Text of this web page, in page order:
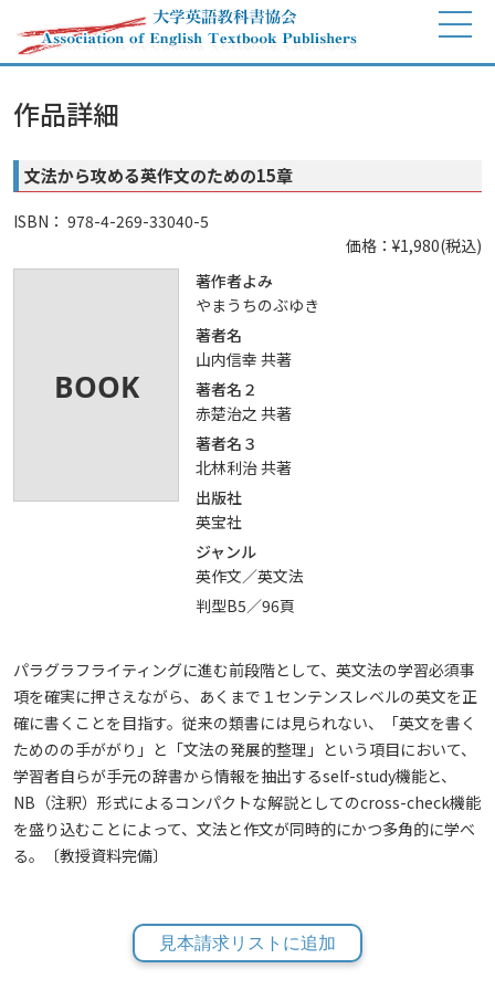
作品詳細
文法から攻める英作文のための15章
ISBN： 978-4-269-33040-5
価格：¥1,980(税込)
著作者よみ
やまうちのぶゆき
著者名
山内信幸 共著
著者名２
赤楚治之 共著
著者名３
北林利治 共著
出版社
英宝社
ジャンル
英作文／英文法
判型B5／96頁
パラグラフライティングに進む前段階として、英文法の学習必須事
項を確実に押さえながら、あくまで１センテンスレベルの英文を正
確に書くことを目指す。従来の類書には見られない、「英文を書く
ためのの手ががり」と「文法の発展的整理」という項目において、
学習者自らが手元の辞書から情報を抽出するself-study機能と、
NB（注釈）形式によるコンパクトな解説としてのcross-check機能
を盛り込むことによって、文法と作文が同時的にかつ多角的に学べ
る。〔教授資料完備〕
見本請求リストに追加